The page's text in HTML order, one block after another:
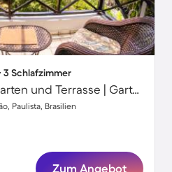
3 Schlafzimmer
Wohnung mit Grill, Garten und Terrasse | Gartenblick
Paulista, Brasilien
Zum Angebot